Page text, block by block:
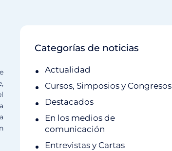
Categorías de noticias
Actualidad
Cursos, Simposios y Congresos
Destacados
En los medios de
comunicación
Entrevistas y Cartas